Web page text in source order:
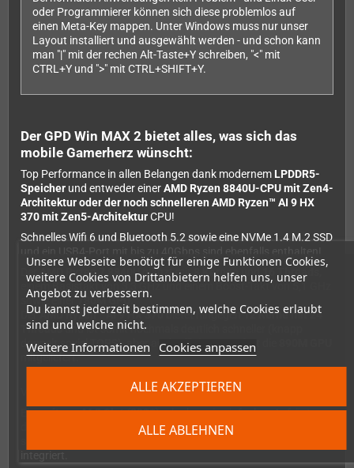
Unsere Webseite benötigt für einige Funktionen Cookies,
weitere Cookies von Drittanbietern helfen uns, unser
Angebot zu verbessern.
Du kannst jederzeit bestimmen, welche Cookies erlaubt
sind und welche nicht.
Weitere Informationen Cookies anpassen
ALLE ABLEHNEN
ALLE AKZEPTIEREN
oder Programmierer können sich diese problemlos auf
einen Meta-Key mappen. Unter Windows muss nur unser
Layout installiert und ausgewählt werden - und schon kann
man "|" mit der rechen Alt-Taste+Y schreiben, "<" mit
CTRL+Y und ">" mit CTRL+SHIFT+Y.
Der GPD Win MAX 2 bietet alles, was sich das
mobile Gamerherz wünscht:
Top Performance in allen Belangen dank modernem LPDDR5-
Speicher und entweder einerAMD Ryzen 8840U-CPU mit Zen4-
Architektur oder der noch schnelleren AMD Ryzen™ AI 9 HX
370 mit Zen5-ArchitekturCPU!
Schnelles Wifi 6 und Bluetooth 5.2 sowie eine NVMe 1.4 M.2 SSD
DerAMD Ryzen 7 8840Uglänzt mit8 Kernen und 16 Threads
einem Basistakt von 3,3 GHz und einem Boost-Takt von 5,1 GHz
sowie einer780M GPU.
DerAMD Ryzen™ AI 9 HX 370bietet hingegen12 Kerne mit 24
Threadsund ist somit nochmals deutlich schneller (knapp
doppelt soviel TOPS), aber auch effizienter. Er hat die
mitgeliefert.
Vorinstalliert ins eine 2TB NVMe.
Einweiterer M.2 Slot (2230)erlauben ein einfaches Aufrüsten
des Speicherplatzes. Doch damit nicht genug: Ein